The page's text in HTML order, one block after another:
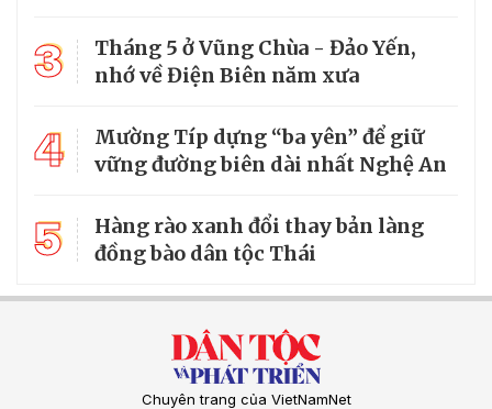
3
Tháng 5 ở Vũng Chùa - Đảo Yến,
nhớ về Điện Biên năm xưa
4
Mường Típ dựng “ba yên” để giữ
vững đường biên dài nhất Nghệ An
5
Hàng rào xanh đổi thay bản làng
đồng bào dân tộc Thái
Chuyên trang của VietNamNet